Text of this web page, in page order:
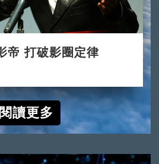
帝 打破影圈定律
閱讀更多